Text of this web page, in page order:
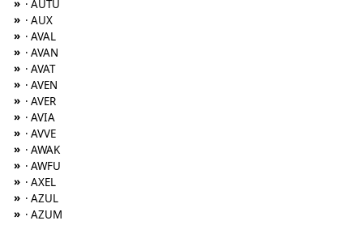
» · AUTU
» · AUX
» · AVAL
» · AVAN
» · AVAT
» · AVEN
» · AVER
» · AVIA
» · AVVE
» · AWAK
» · AWFU
» · AXEL
» · AZUL
» · AZUM